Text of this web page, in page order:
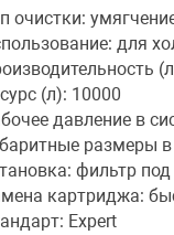
очистки:
для
(л): 10000
давление в
размеры
фильтр
картриджа:
Expert